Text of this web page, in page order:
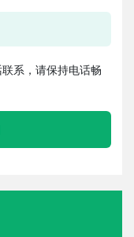
系，请保持电话畅